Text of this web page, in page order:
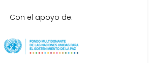
Con el apoyo de: